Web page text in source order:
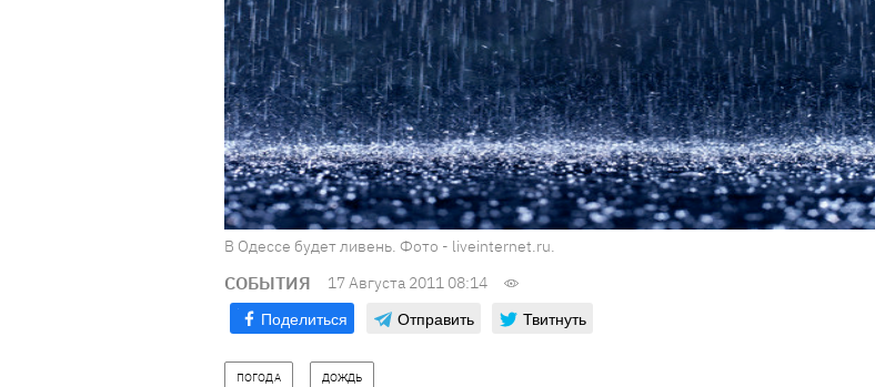
В Одессе будет ливень. Фото - liveinternet.ru.
СОБЫТИЯ 17 Августа 2011 08:14
Поделиться Отправить Твитнуть
ПОГОДА ДОЖДЬ